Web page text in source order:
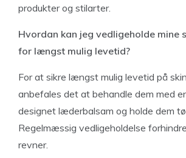
produkter og stilarter.
Hvordan kan jeg vedligeholde mine
for længst mulig levetid?
For at sikre længst mulig levetid på
anbefales det at behandle dem med
designet læderbalsam og holde dem
Regelmæssig vedligeholdelse
revner.